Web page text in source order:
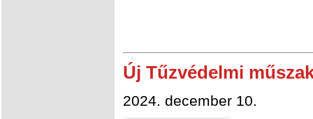
Új Tűzvédelmi
2024. december 10.